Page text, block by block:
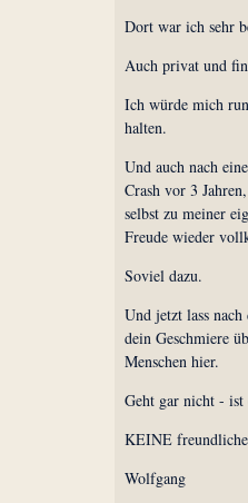
Dort war ich sehr
Auch privat und
Ich würde mich
halten.
Und auch nach
Crash vor 3
selbst zu meiner
Freude wieder
Soviel dazu.
Und jetzt lass
dein Geschmiere
Menschen hier.
Geht gar nicht - ist
KEINE
Wolfgang